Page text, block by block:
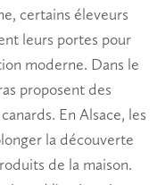
certains éleveurs
leurs portes pour
moderne. Dans le
proposent des
En Alsace, les
la découverte
de la maison.